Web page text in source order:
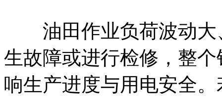
油田作业负荷波动大
生故障或进行检修，整
响生产进度与用电安全